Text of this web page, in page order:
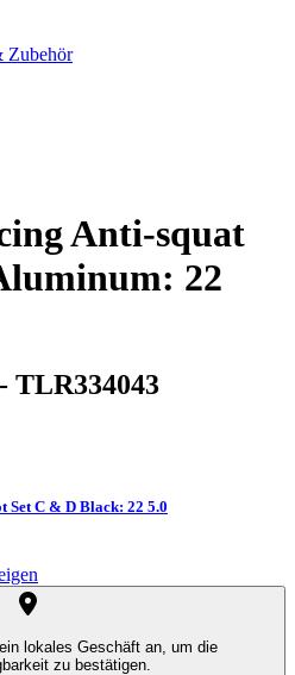
Zubehör
Anti-squat
22
- TLR334043
Set C & D Black: 22 5.0
lokales Geschäft an, um die
zu bestätigen.